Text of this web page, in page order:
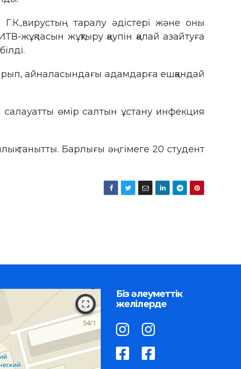
таралу әдістері және оны
жұқпасын жұқтыру қаупін қалай азайтуға
айналасындағы адамдарға ешқандай
өмір салтын ұстану инфекция
танытты. Барлығы әңгімеге 20 студент
Біз әлеуметтік
желілерде